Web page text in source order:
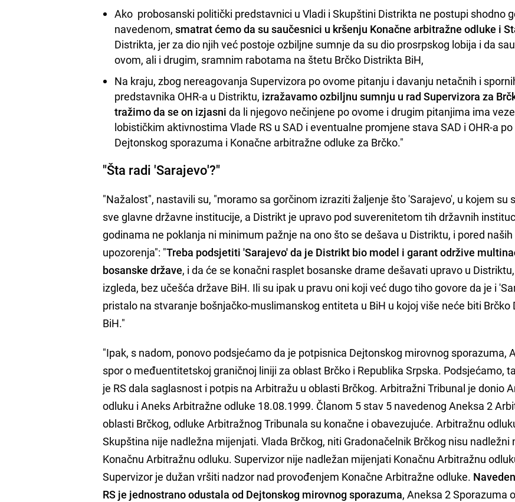
Ako probosanski politički predstavnici u Vladi i Skupštini Distrikta ne postupi shodno
navedenom,smatrat ćemo da su saučesnici u kršenju Konačne arbitražne odluke i
Distrikta, jer za dio njih već postoje ozbiljne sumnje da su dio prosrpskog lobija i da
ovom, ali i drugim, sramnim rabotama na štetu Brčko Distrikta BiH,
Na kraju, zbog nereagovanja Supervizora po ovome pitanju i davanju netačnih i
predstavnika OHR-a u Distriktu, izražavamo ozbiljnu sumnju u rad Supervizora za
tražimo da se on izjasni da li njegovo nečinjene po ovome i drugim pitanjima ima
lobističkim aktivnostima Vlade RS u SAD i eventualne promjene stava SAD i OHR-a
Dejtonskog sporazuma i Konačne arbitražne odluke za Brčko."
"Šta radi 'Sarajevo'?"
"Nažalost", nastavili su, "moramo sa gorčinom izraziti žaljenje što 'Sarajevo', u kojem su
sve glavne državne institucije, a Distrikt je upravo pod suverenitetom tih državnih
godinama ne poklanja ni minimum pažnje na ono što se dešava u Distriktu, i pored
upozorenja": "Treba podsjetiti 'Sarajevo' da je Distrikt bio model i garant održive
bosanske države, i da će se konačni rasplet bosanske drame dešavati upravo u
izgleda, bez učešća države BiH. Ili su ipak u pravu oni koji već dugo tiho govore da je i
pristalo na stvaranje bošnjačko-muslimanskog entiteta u BiH u kojoj više neće biti Brčko
BiH."
"Ipak, s nadom, ponovo podsjećamo da je potpisnica Dejtonskog mirovnog sporazuma,
spor o međuentitetskoj graničnoj liniji za oblast Brčko i Republika Srpska. Podsjećamo,
je RS dala saglasnost i potpis na Arbitražu u oblasti Brčkog. Arbitražni Tribunal je donio
odluku i Aneks Arbitražne odluke 18.08.1999. Članom 5 stav 5 navedenog Aneksa 2
oblasti Brčkog, odluke Arbitražnog Tribunala su konačne i obavezujuće. Arbitražnu
Skupština nije nadležna mijenjati. Vlada Brčkog, niti Gradonačelnik Brčkog nisu nadležni
Konačnu Arbitražnu odluku. Supervizor nije nadležan mijenjati Konačnu Arbitražnu
Supervizor je dužan vršiti nadzor nad provođenjem Konačne Arbitražne odluke.
RS je jednostrano odustala od Dejtonskog mirovnog sporazuma, Aneksa 2 Sporazuma